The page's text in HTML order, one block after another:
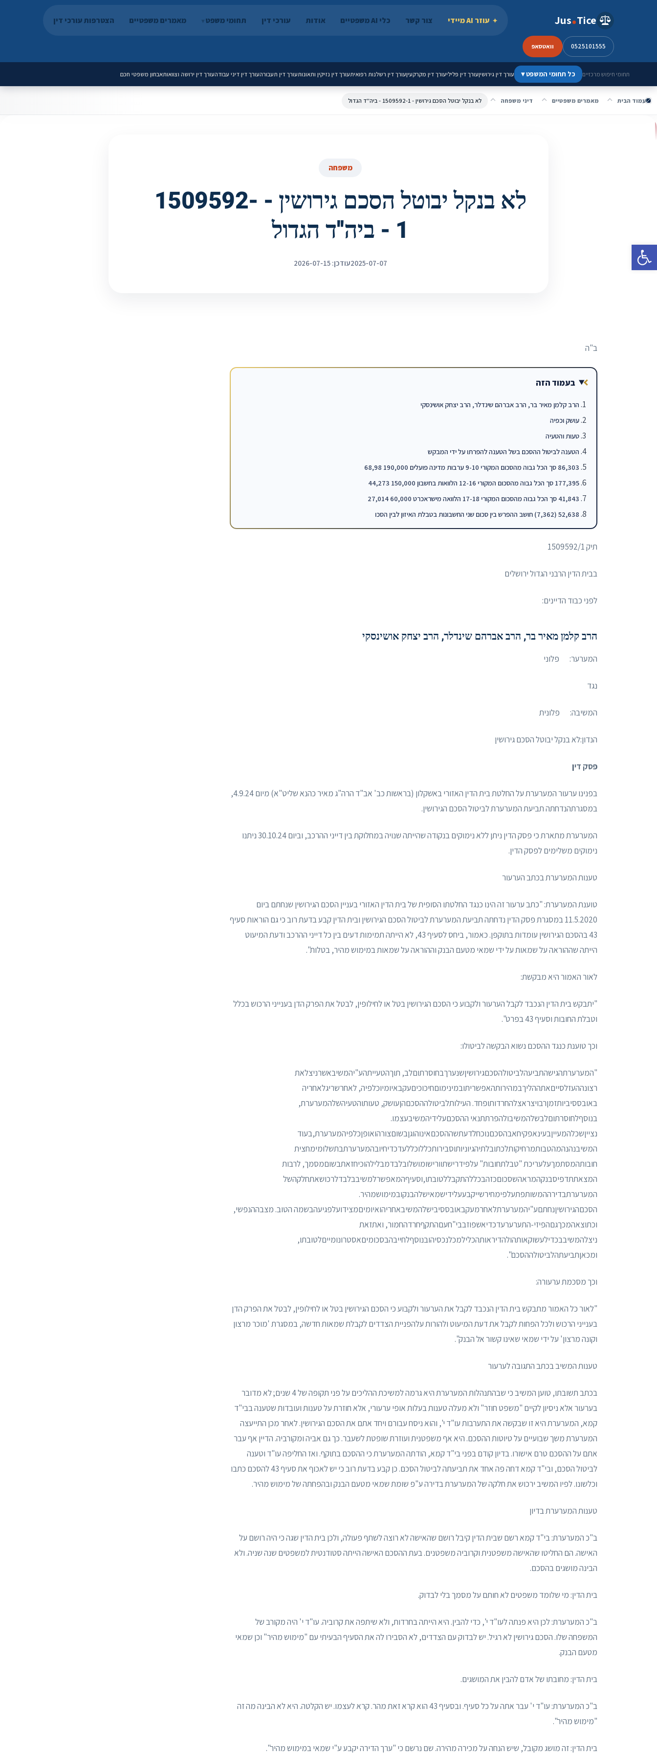
פתח סרגל נגישות
Jus Tice עוזר AI מיידי צור קשר כלי AI משפטיים אודות עורכי דין תחומי משפט מאמרים משפטיים הצטרפות עורכי דין
0525101555 וואטסאפ
תחומי חיפוש מרכזיים כל תחומי המשפט▾ עורך דין גירושיןעורך דין פליליעורך דין מקרקעיןעורך דין רשלנות רפואיתעורך דין נזיקין ותאונותעורך דין תעבורהעורך דין דיני עבודהעורך דין ירושה וצוואותאבחון משפטי חכם
עמוד הבית מאמרים משפטיים דיני משפחה לא בנקל יבוטל הסכם גירושין - 1509592-1 - ביה''ד הגדול‎
משפחה
לא בנקל יבוטל הסכם גירושין - 1509592-
1 - ביה''ד הגדול‎
2025-07-07עודכן: 2026-07-15
ב"ה
בעמוד הזה
הרב קלמן מאיר בר, הרב אברהם שינדלר, הרב יצחק אושינסקי
עושק וכפיה
טעות והטעיה
הטענה לביטול ההסכם בשל הטענה להפרתו על ידי המבקש
86,303 סך הכל גבוה מהסכום המקורי 9-10 ערבות מדינה פועלים 190,000 68,98
177,395 סך הכל גבוה מהסכום המקורי 12-16 הלוואות בחשבון 150,000 44,273
41,843 סך הכל גבוה מהסכום המקורי 17-18 הלוואה מישראכרט 60,000 27,014
52,638 (7,362) חושב ההפרש בין סכום שני החשבונות בטבלת האיזון לבין הסכו
תיק ‏1509592/1
בבית הדין הרבני הגדול ירושלים
לפני כבוד הדיינים:
הרב קלמן מאיר בר, הרב אברהם שינדלר, הרב יצחק אושינסקי
המערער: פלוני
נגד
המשיבה: פלונית
הנדון:לא בנקל יבוטל הסכם גירושין
פסק דין
בפנינו ערעור המערערת על החלטת בית הדין האזורי באשקלון (בראשות כב' אב"ד הרה"ג מאיר כהנא שליט"א) מיום 4.9.24,
במסגרתהנדחתה תביעת המערערת לביטול הסכם הגירושין.
המערערת מתארת כי פסק הדין ניתן ללא נימוקים בנקודה שהייתה שנויה במחלוקת בין דייני ההרכב, וביום 30.10.24 ניתנו
נימוקים משלימים לפסק הדין.
טענות המערערת בכתב הערעור
טוענת המערערת: "כתב ערעור זה הינו כנגד החלטתו הסופית של בית הדין האזורי בעניין הסכם הגירושין שנחתם ביום
11.5.2020 במסגרת פסק הדין נדחתה תביעת המערערת לביטול הסכם הגירושין ובית הדין קבע בדעת רוב כי גם הוראות סעיף
43 בהסכם הגירושין עומדות בתוקפן. כאמור, ביחס לסעיף 43, לא הייתה תמימות דעים בין כל דייני ההרכב ודעת המיעוט
הייתה שההוראה על שמאות על ידי שמאי מטעם הבנק וההוראה על שמאות במימוש מהיר, בטלות".
לאור האמור היא מבקשת:
"יתבקש בית הדין הנכבד לקבל הערעור ולקבוע כי הסכם הגירושין בטל או לחילופין, לבטל את הפרק הדן בענייני הרכוש בכלל
וטבלת החובות וסעיף 43 בפרט".
וכך טוענת כנגד ההסכם נשוא הבקשה לביטולו:
"המערערתהגישהתביעהלביטולהסכםגירושיןשנערךבחוסרתוםלב, תוךהטעייתהע"יהמשיבאשרניצלאת
רצונההעזלסייםאתההליךבמהירותהאפשריתובמינימוםחיכוכיםעקבאיומיוכלפיה, לאחרשריגלאחריה
באובססיביותזמןרבויצראצלהחרדותופחד. העילותלביטולההסכםהןעושק, טעותוהטעיהשלהמערערת,
בנוסףלחוסרתוםלבשלהמשיבולהפרתתנאי ההסכםעלידיהמשיבעצמו.
נצייןשכלהמעייןבעינאפקיחאבהסכםנוכחלדעתשההסכםאינוהוגןבשוםצורהואופןכלפיהמערערת,בעוד
המשיבנהנהמהטבותמרחיקותלכתובלתיהגיוניותוסבירותכללוכללעדכדיחיובהמערערתבתשלומימחצית
חובותהמסתמךעלעריכת "טבלתחובות" עלפידרישתוורישומושלובלבדמבלילהוכיחזאתבשוםמסמך, לרבות
המצאתתדפיסבנקהמראהשסכוםכזהבכללהתקבללטובתו,וסעיףהמאפשרלמשיבבלבדלרכושאתחלקהשל
המערערתבדירההמשותפתעלפימחירשייקבעעלידישמאישלהבנקובמימושמהיר.
הסכםהגירושיןנחתםע"יהמערערתלאחרמעקבאובססיבישלהמשיבאחריהואיומיםמצידועלפגיעהבשמה הטוב. מצבההנפשי,
וכתוצאהמכךגםהפיזי-התערערעדכדיאשפוזבבי"חעםהתקףחרדהחמור, ואתזאת
ניצלהמשיבבכדילעשוקאותהולהדיראותהכלילמכלנכסיהובנוסףלחייבהבסכומיםאסטרונומייםלטובתו,
ומכאןתביעתהלביטולההסכם".
וכך מסכמת ערעורה:
"לאור כל האמור מתבקש בית הדין הנכבד לקבל את הערעור ולקבוע כי הסכם הגירושין בטל או לחילופין, לבטל את הפרק הדן
בענייני הרכוש ולכל הפחות לקבל את דעת המיעוט ולהורות עלהפניית הצדדים לקבלת שמאות חדשה, במסגרת 'מוכר מרצון
וקונה מרצון' על ידי שמאי שאינו קשור אל הבנק".
טענות המשיב בכתב התגובה לערעור
בכתב תשובתו, טוען המשיב כי שבהתנהלות המערערת היא גרמה למשיכת ההליכים על פני תקופה של 4 שנים; לא מדובר
בערעור אלא ניסיון לקיים "משפט חוזר" ולא מעלה טענות בעלות אופי ערעורי, אלא חוזרת על טענות ועובדות שטענה בבי"ד
קמא, המערערת היא זו שבקשה את התערבות עו"ד י', והוא ניסח עבורם ויחד אתם את הסכם הגירושין. לאחר מכן התייעצה
המערערת משך שבועיים על טיוטות ההסכם. היא אף משפטנית ועוזרת שופטת לשעבר. כך גם אביה ומקורביה. הדיין אף עבר
אתם על ההסכם טרם אישורו. בדיון קודם בפני בי"ד קמא, הודתה המערערת כי ההסכם בתוקף. ואז החליפה עו"ד וטענה
לביטול הסכם, ובי"ד קמא דחה פה אחד את תביעתה לביטול הסכם. כן קבע בדעת רוב כי יש לאכוף את סעיף 43 להסכם כתבו
וכלשונו. לפיו המשיב ירכוש את חלקה של המערערת בדירה ע"פ שומת שמאי מטעם הבנק ובהפחתה של מימוש מהיר.
טענות המערערת בדיון
ב"כ המערערת: בי"ד קמא רשם שבית הדין קיבל רושם שהאישה לא רוצה לשתף פעולה, ולכן בית הדין שגה כי היה רושם על
האישה. הם החליטו שהאישה משפטנית וקרוביה משפטנים. בעת ההסכם האישה הייתה סטודנטית למשפטים שנה שניה. ולא
הבינה מושגים בהסכם.
בית הדין: מי שלומד משפטים לא חותם על מסמך בלי לבדוק.
ב"כ המערערת: לכן היא פנתה לעו"ד י', כדי להבין. היא הייתה בחרדות, ולא שיתפה את קרוביה. עו"ד י' היה מקורב של
המשפחה שלו. הסכם גירושין לא רגיל. יש לבדוק עם הצדדים, לא הסבירו לה את הסעיף הבעיתי עם "מימוש מהיר" וכן שמאי
מטעם הבנק.
בית הדין: מחובתו של אדם להבין את המושגים.
ב"כ המערערת: עו"ד י' עבר אתה על כל סעיף. ובסעיף 43 הוא קרא זאת מהר. קרא לעצמו. יש הקלטה. היא לא הבינה מה זה
"מימוש מהיר".
בית הדין: זה מושג מקובל, שיש הנחה על מכירה מהירה. שם נרשם כי "ערך הדירה יקבע ע"י שמאי במימוש מהיר".